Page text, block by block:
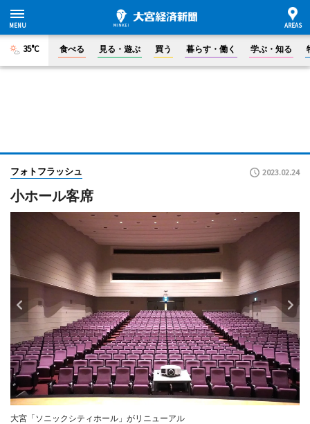
35°C 食べる 見る・遊ぶ 買う 暮らす・働く 学ぶ・知る
フォトフラッシュ 2023.02.24
小ホール客席
大宮「ソニックシティホール」がリニューアル